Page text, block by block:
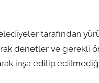
tarafından
denetler ve gerekli
inşa edilip